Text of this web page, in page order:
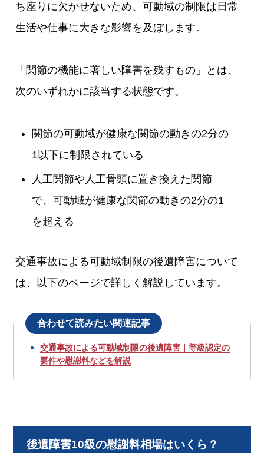
ち座りに欠かせないため、可動域の制限は日常
生活や仕事に大きな影響を及ぼします。
「関節の機能に著しい障害を残すもの」とは、
次のいずれかに該当する状態です。
関節の可動域が健康な関節の動きの2分の
1以下に制限されている
人工関節や人工骨頭に置き換えた関節
で、可動域が健康な関節の動きの2分の1
を超える
交通事故による可動域制限の後遺障害について
は、以下のページで詳しく解説しています。
合わせて読みたい関連記事
交通事故による可動域制限の後遺障害｜等級認定の
要件や慰謝料などを解説
後遺障害10級の慰謝料相場はいくら？